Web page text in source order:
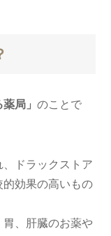
薬局」のことで
ドラックストア
効果の高いもの
、肝臓のお薬や